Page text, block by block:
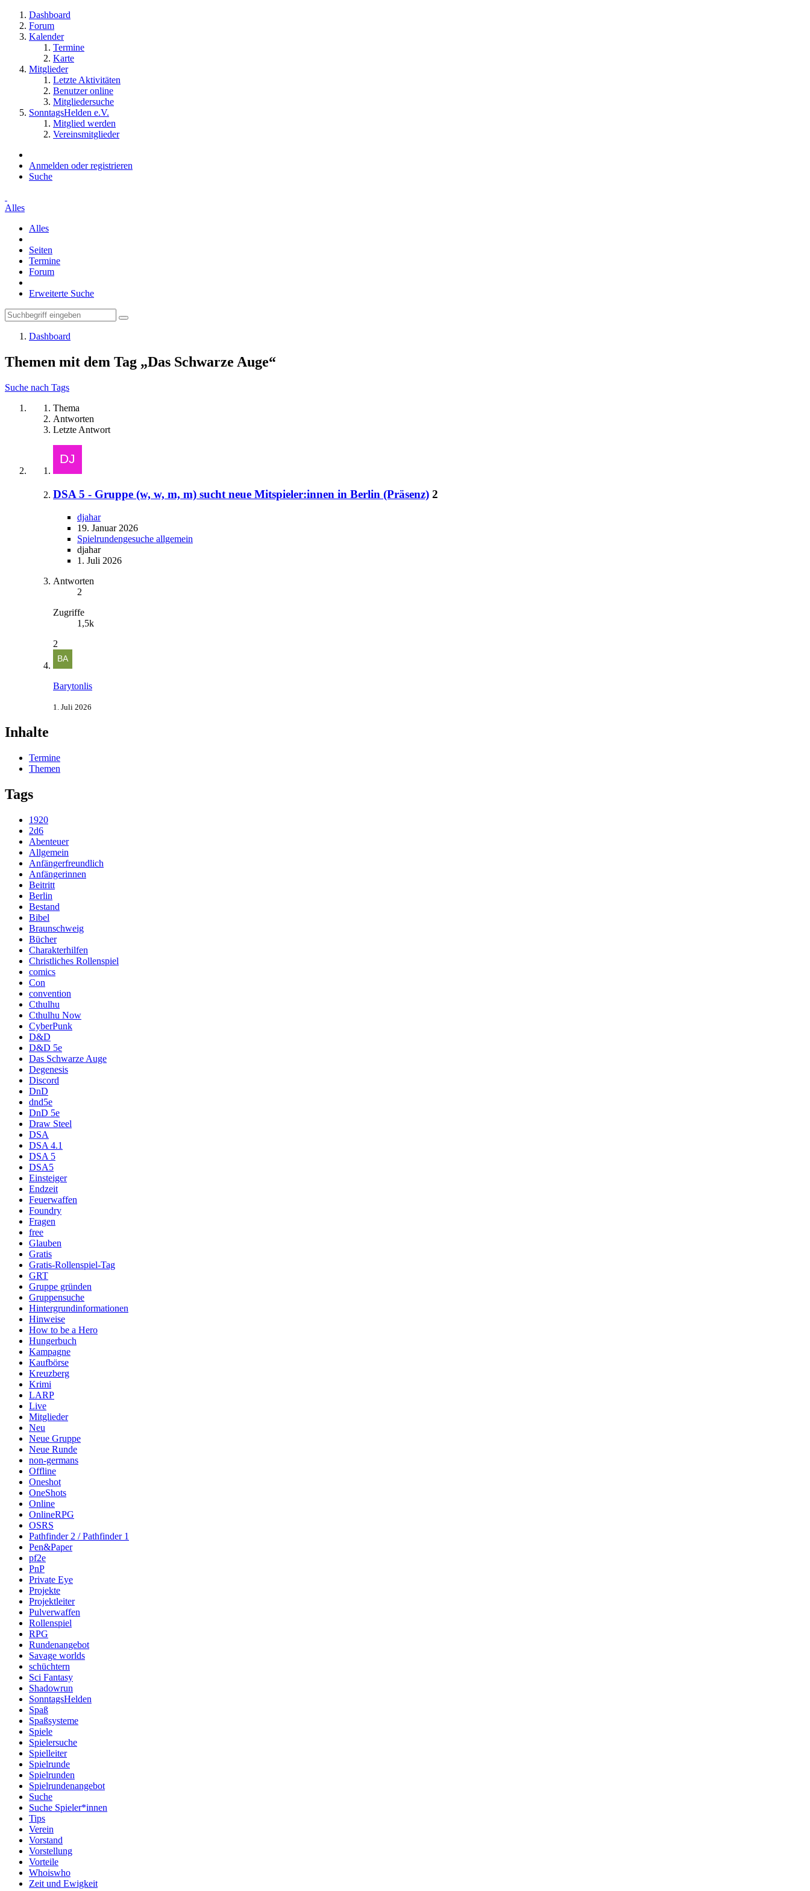
Dashboard
Forum
Kalender
Termine
Karte
Mitglieder
Letzte Aktivitäten
Benutzer online
Mitgliedersuche
SonntagsHelden e.V.
Mitglied werden
Vereinsmitglieder
Anmelden oder registrieren
Suche
Alles
Alles
Seiten
Termine
Forum
Erweiterte Suche
Dashboard
Themen mit dem Tag „Das Schwarze Auge“
Suche nach Tags
Thema
Antworten
Letzte Antwort
DSA 5 - Gruppe (w, w, m, m) sucht neue Mitspieler:innen in Berlin (Präsenz) 2
djahar
19. Januar 2026
Spielrundengesuche allgemein
djahar
1. Juli 2026
Antworten
2
Zugriffe
1,5k
2
Barytonlis
1. Juli 2026
Inhalte
Termine
Themen
Tags
1920
2d6
Abenteuer
Allgemein
Anfängerfreundlich
Anfängerinnen
Beitritt
Berlin
Bestand
Bibel
Braunschweig
Bücher
Charakterhilfen
Christliches Rollenspiel
comics
Con
convention
Cthulhu
Cthulhu Now
CyberPunk
D&D
D&D 5e
Das Schwarze Auge
Degenesis
Discord
DnD
dnd5e
DnD 5e
Draw Steel
DSA
DSA 4.1
DSA 5
DSA5
Einsteiger
Endzeit
Feuerwaffen
Foundry
Fragen
free
Glauben
Gratis
Gratis-Rollenspiel-Tag
GRT
Gruppe gründen
Gruppensuche
Hintergrundinformationen
Hinweise
How to be a Hero
Hungerbuch
Kampagne
Kaufbörse
Kreuzberg
Krimi
LARP
Live
Mitglieder
Neu
Neue Gruppe
Neue Runde
non-germans
Offline
Oneshot
OneShots
Online
OnlineRPG
OSRS
Pathfinder 2 / Pathfinder 1
Pen&Paper
pf2e
PnP
Private Eye
Projekte
Projektleiter
Pulverwaffen
Rollenspiel
RPG
Rundenangebot
Savage worlds
schüchtern
Sci Fantasy
Shadowrun
SonntagsHelden
Spaß
Spaßsysteme
Spiele
Spielersuche
Spielleiter
Spielrunde
Spielrunden
Spielrundenangebot
Suche
Suche Spieler*innen
Tips
Verein
Vorstand
Vorstellung
Vorteile
Whoiswho
Zeit und Ewigkeit